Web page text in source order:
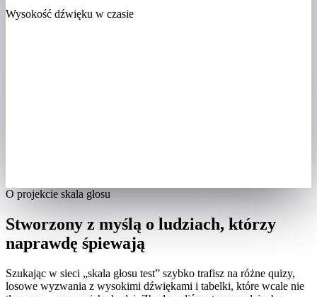
Wysokość dźwięku w czasie
O projekcie skala głosu
Stworzony z myślą o ludziach, którzy
naprawdę śpiewają
Szukając w sieci „skala głosu test” szybko trafisz na różne quizy,
losowe wyzwania z wysokimi dźwiękami i tabelki, które wcale nie